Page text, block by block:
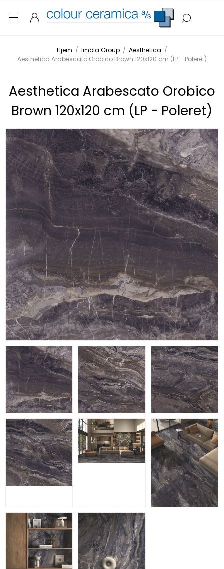
Hjem / Imola Group / Aesthetica /
Aesthetica Arabescato Orobico Brown 120x120 cm (LP - Poleret)
Aesthetica Arabescato Orobico
Brown 120x120 cm (LP - Poleret)